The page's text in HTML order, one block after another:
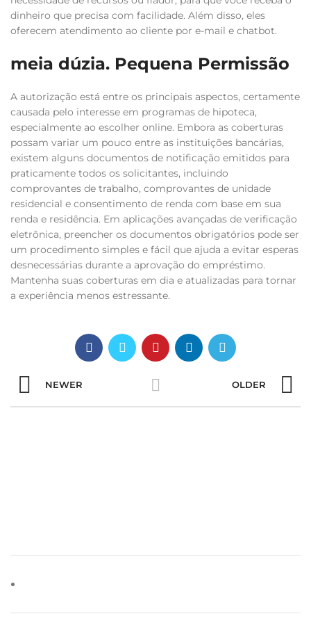
dinheiro que precisa com facilidade. Além disso, eles
oferecem atendimento ao cliente por e-mail e chatbot.
meia dúzia. Pequena Permissão
A autorização está entre os principais aspectos, certamente
causada pelo interesse em programas de hipoteca,
especialmente ao escolher online. Embora as coberturas
possam variar um pouco entre as instituições bancárias,
existem alguns documentos de notificação emitidos para
praticamente todos os solicitantes, incluindo
comprovantes de trabalho, comprovantes de unidade
residencial e consentimento de renda com base em sua
renda e residência. Em aplicações avançadas de verificação
eletrônica, preencher os documentos obrigatórios pode ser
um procedimento simples e fácil que ajuda a evitar esperas
desnecessárias durante a aprovação do empréstimo.
Mantenha suas coberturas em dia e atualizadas para tornar
a experiência menos estressante.
NEWER OLDER